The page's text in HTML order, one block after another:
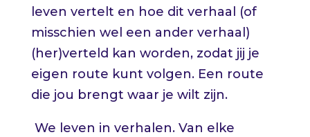
leven vertelt en hoe dit verhaal (of
misschien wel een ander verhaal)
(her)verteld kan worden, zodat jij je
eigen route kunt volgen. Een route
die jou brengt waar je wilt zijn.
We leven in verhalen. Van elke